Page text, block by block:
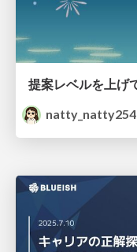
natty_natty254